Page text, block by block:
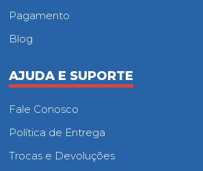
Pagamento
Blog
AJUDA E SUPORTE
Fale Conosco
Política de Entrega
Trocas e Devoluções